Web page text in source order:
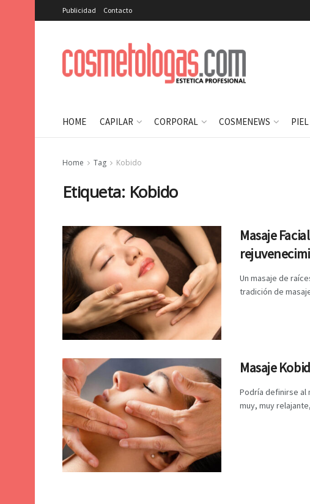
Publicidad Contacto
HOME CAPILAR CORPORAL COSMENEWS PIEL
Home Tag Kobido
Etiqueta: Kobido
Masaje
Un masaje de
tradición de
Masaje
Podría definirse al
muy, muy